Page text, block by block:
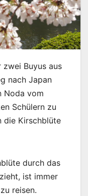
zwei Buyus aus
nach Japan
Noda vom
Schülern zu
die Kirschblüte
durch das
ist immer
reisen.